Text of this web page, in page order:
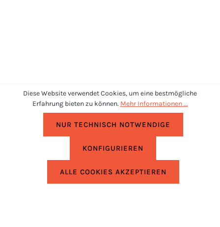
RECHTLICHES
Diese Website verwendet Cookies, um eine bestmögliche
Erfahrung bieten zu können. Mehr Informationen ...
NUR TECHNISCH NOTWENDIGE
KONFIGURIEREN
ALLE COOKIES AKZEPTIEREN